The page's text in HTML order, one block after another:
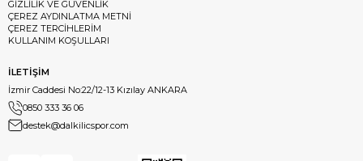
GİZLİLİK VE GÜVENLİK
ÇEREZ AYDINLATMA METNİ
ÇEREZ TERCİHLERİM
KULLANIM KOŞULLARI
İLETİŞİM
İzmir Caddesi No:22/12-13 Kızılay ANKARA
0850 333 36 06
destek@dalkilicspor.com